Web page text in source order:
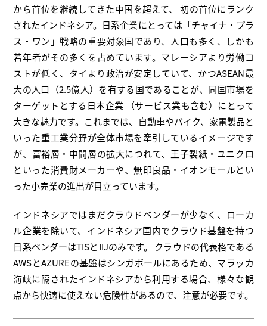
から首位を継続してきた中国を超えて、 初の首位にランク
されたインドネシア。日系企業にとっては「チャイナ・プラ
ス・ワン」戦略の重要対象国であり、人口も多く、しかも
若年者がその多くを占めています。マレーシアより労働コ
ストが低く、タイより政治が安定していて、かつASEAN最
大の人口（2.5億人）を有する国であることが、同国市場を
ターゲットとする日本企業 （サービス業も含む）にとって
大きな魅力です。これまでは、自動車やバイク、家電製品と
いった重工業分野が全体市場を牽引しているイメージです
が、富裕層・中間層の拡大につれて、王子製紙・ユニクロ
といった消費財メーカーや、無印良品・イオンモールとい
った小売業の進出が目立っています。
インドネシアではまだクラウドベンダーが少なく、ローカ
ル企業を除いて、インドネシア国内でクラウド基盤を持つ
日系ベンダーはTISとIIJのみです。 クラウドの代表格である
AWSとAZUREの基盤はシンガポールにあるため、マラッカ
海峡に隔されたインドネシアから利用する場合、様々な観
点から快適に使えない危険性があるので、注意が必要です。